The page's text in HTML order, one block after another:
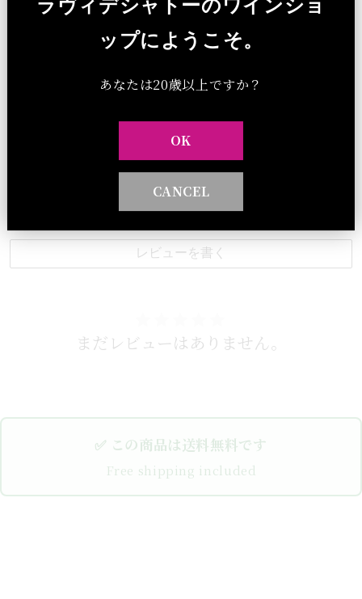
手の気持ちに応える、特別な一本です。
期間中：送料無料 ＋ 豪華シャトーBOX ＋ ポアラー
カスタマーレビュー
レビューを書く
まだレビューはありません。
✅ この商品は送料無料です
Free shipping included
ラヴィデシャトーのワインショ
ップにようこそ。
あなたは20歳以上ですか？
OK
CANCEL